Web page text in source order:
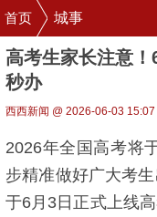
首页 城事
高考生家长注意
秒办
西西新闻 @ 2026-06-03 15:07
2026年全国高考将
步精准做好广大考
于6月3日正式上线